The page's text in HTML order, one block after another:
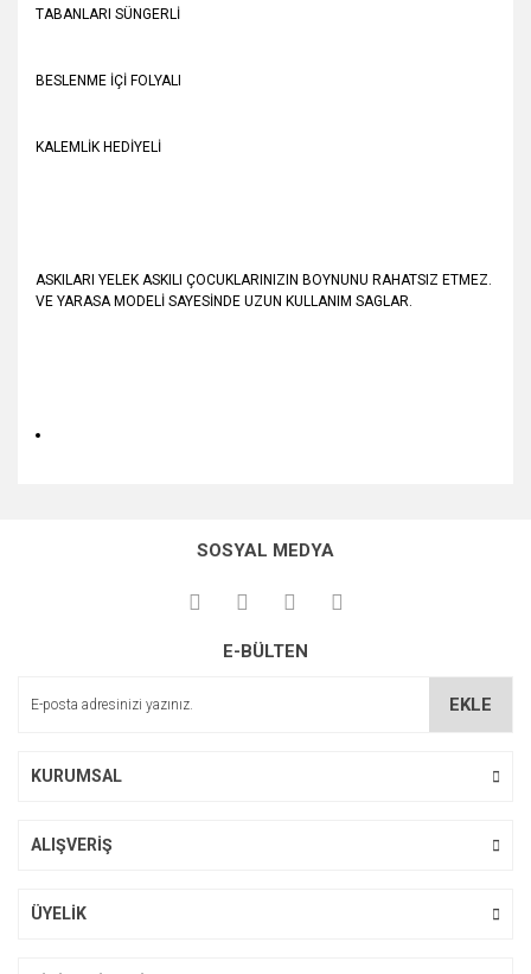
TABANLARI SÜNGERLİ
BESLENME İÇİ FOLYALI
KALEMLİK HEDİYELİ
ASKILARI YELEK ASKILI ÇOCUKLARINIZIN BOYNUNU RAHATSIZ ETMEZ.
VE YARASA MODELİ SAYESİNDE UZUN KULLANIM SAGLAR.
kullanarak tarafımıza iletebilirsiniz.
Görüş ve önerileriniz için teşekkür ederiz.
Ürün açıklamasında eksik bilgiler bulunuyor.
SOSYAL MEDYA
E-BÜLTEN
EKLE
KURUMSAL
ALIŞVERİŞ
ÜYELİK